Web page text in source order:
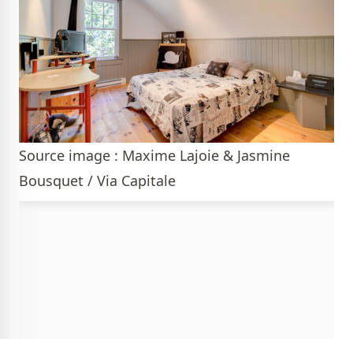
Source image : Maxime Lajoie & Jasmine
Bousquet / Via Capitale